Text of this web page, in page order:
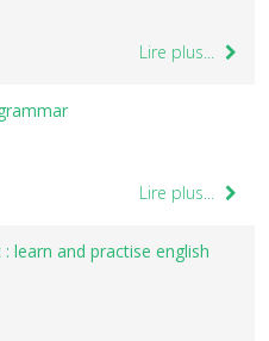
Lire plus...
Lire plus...
learn and practise english